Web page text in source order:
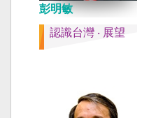
彭明敏
認識台灣 ‧ 展望